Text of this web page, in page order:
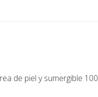
de piel y sumergible 100